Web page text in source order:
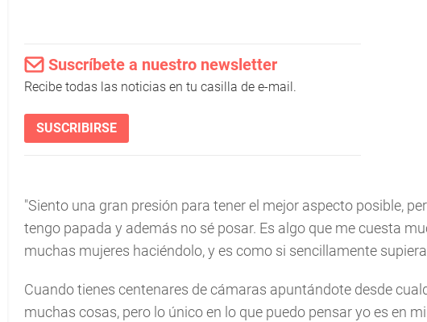
Suscríbete a nuestro newsletter
Recibe todas las noticias en tu casilla de e-mail.
SUSCRIBIRSE
"Siento una gran presión para tener el mejor aspecto posible,
tengo papada y además no sé posar. Es algo que me cuesta
muchas mujeres haciéndolo, y es como si sencillamente
Cuando tienes centenares de cámaras apuntándote desde
muchas cosas, pero lo único en lo que puedo pensar yo es en